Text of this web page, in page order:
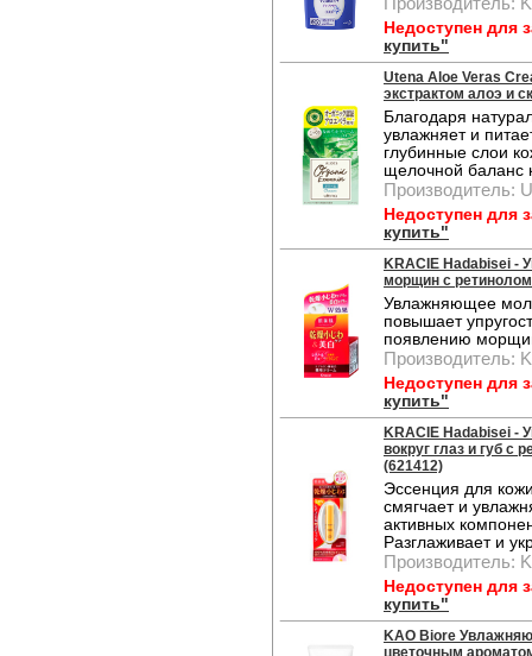
Недоступен для
купить"
Utena Aloe Veras
экстрактом алоэ и
Благодаря
увлажняет и
глубинные слои
щелочной баланс
Производитель:
Недоступен для
купить"
KRACIE Hadabisei -
морщин с
Увлажняющее
повышает
появлению
Производитель:
Недоступен для
купить"
KRACIE Hadabisei -
вокруг глаз и губ с
(621412)
Эссенция для
смягчает и
активных
Разглаживает и
Производитель:
Недоступен для
купить"
KAO Biore
цветочным